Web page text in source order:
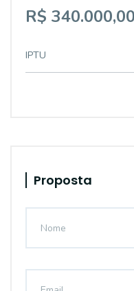
R$ 340.000,00
IPTU
Proposta